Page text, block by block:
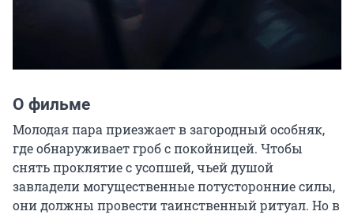
О фильме
Молодая пара приезжает в загородный особняк,
где обнаруживает гроб с покойницей. Чтобы
снять проклятие с усопшей, чьей душой
завладели могущественные потусторонние силы,
они должны провести таинственный ритуал. Но в